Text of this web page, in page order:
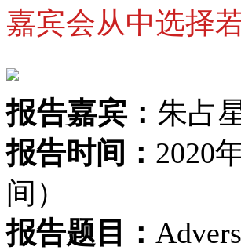
嘉宾会从中选择
报告嘉宾： 朱占
报告时间： 2020
间）
报告题目：